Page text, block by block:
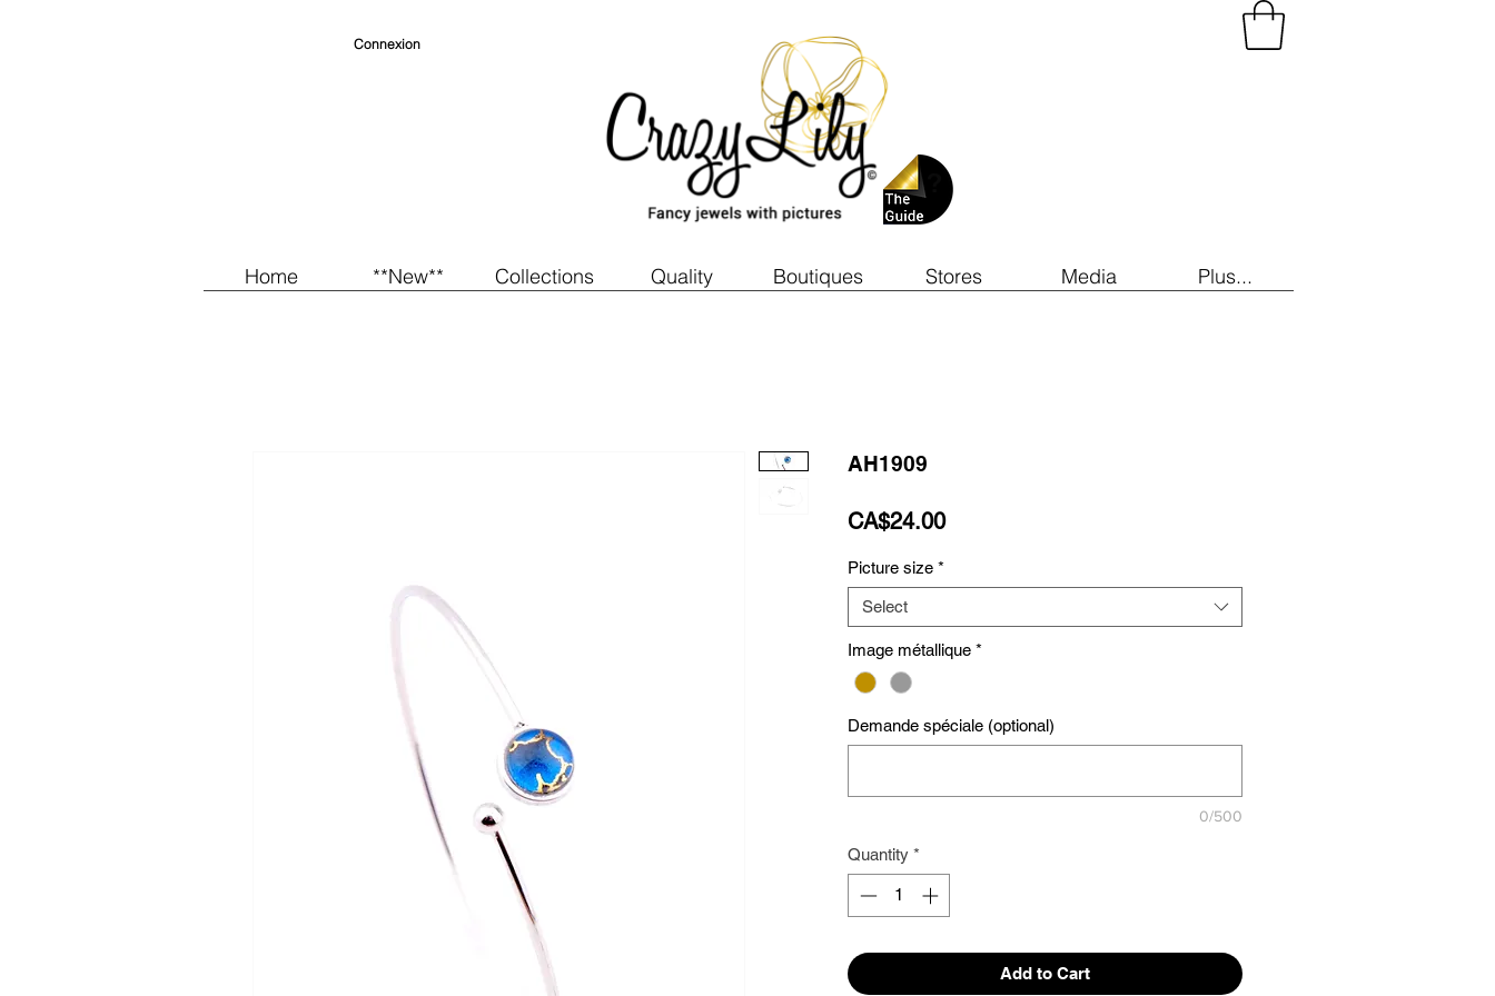
Home **New** Collections Quality Boutiques Stores Media Plus...
Connexion
AH1909
CA$24.00Price
Picture size *
Select
Image métallique *
Demande spéciale (optional)
0/500
Quantity *
Add to Cart